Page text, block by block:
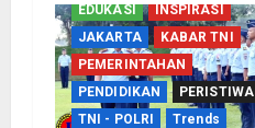
EDUKASI
INSPIRASI
JAKARTA
KABAR TNI
PEMERINTAHAN
PENDIDIKAN
PERISTIWA
TNI - POLRI
Trends